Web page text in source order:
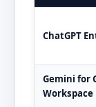
ChatGPT
Gemini for
Workspace